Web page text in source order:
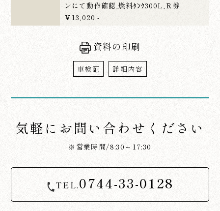
ンにて動作確認,燃料ﾀﾝｸ300L,Ｒ券
￥13,020.-
資料の印刷
車検証 詳細内容
気軽にお問い合わせください
※営業時間/8:30～17:30
TEL.0744-33-0128